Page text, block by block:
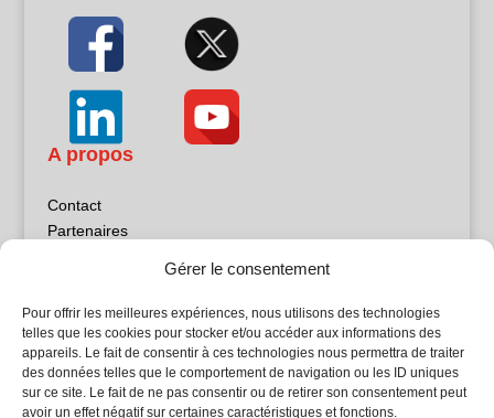
Gérer le consentement
Pour offrir les meilleures expériences, nous utilisons des technologies
telles que les cookies pour stocker et/ou accéder aux informations des
appareils. Le fait de consentir à ces technologies nous permettra de traiter
des données telles que le comportement de navigation ou les ID uniques
sur ce site. Le fait de ne pas consentir ou de retirer son consentement peut
avoir un effet négatif sur certaines caractéristiques et fonctions.
A propos
Contact
Partenaires
Politique de confidentialité
Sites partenaires
5Façades
Atrium Patrimoine